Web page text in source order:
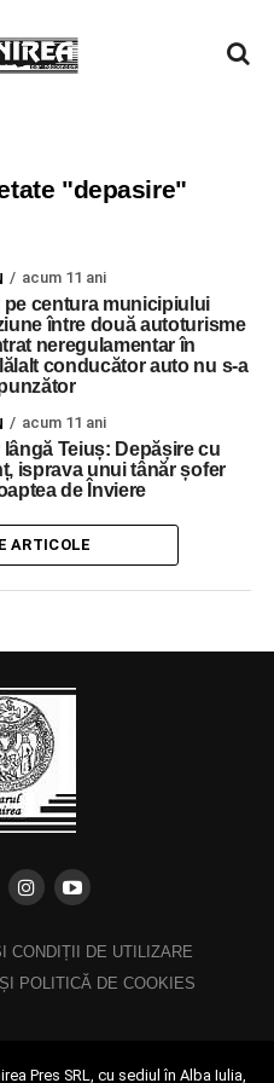
"depasire"
acum 11 ani
centura municipiului
între două autoturisme
neregulamentar în
conducător auto nu s-a
acum 11 ani
Teiuș: Depășire cu
isprava unui tânăr șofer
de Înviere
ARTICOLE
CONDIȚII DE UTILIZARE
POLITICĂ DE COOKIES
Pres SRL, cu sediul în Alba Iulia,